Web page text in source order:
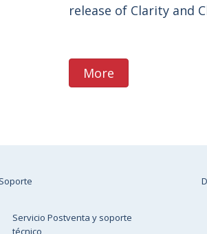
release of Clarity and
More
Soporte
Servicio Postventa y soporte
técnico